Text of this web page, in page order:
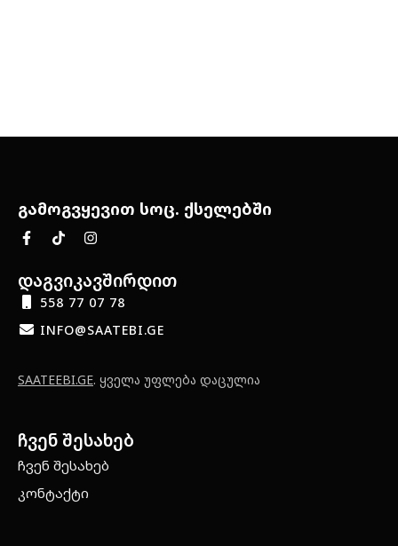
გამოგვყევით სოც. ქსელებში
დაგვიკავშირდით
558 77 07 78
INFO@SAATEBI.GE
SAATEEBI.GE. ყველა უფლება დაცულია
ჩვენ შესახებ
ჩვენ შესახებ
კონტაქტი